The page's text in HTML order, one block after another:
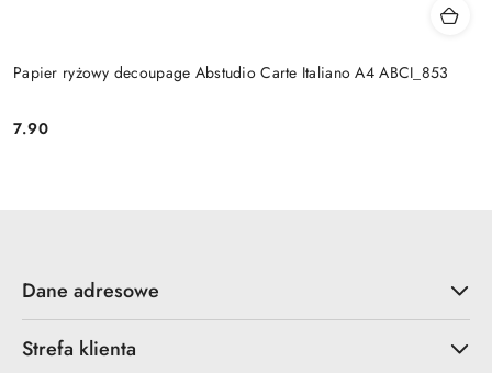
Papier ryżowy decoupage Abstudio Carte Italiano A4 ABCI_853
Cena:
7.90
Dane adresowe
Strefa klienta